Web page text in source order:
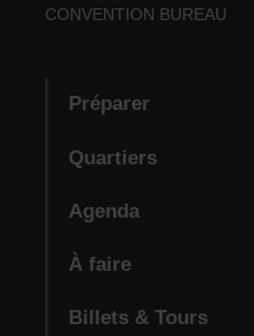
CONVENTION BUREAU
Préparer
Quartiers
Agenda
À faire
Billets & Tours